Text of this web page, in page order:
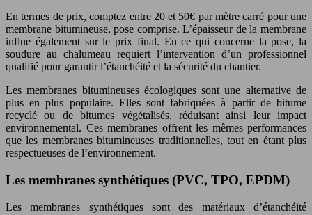
En termes de prix, comptez entre 20 et 50€ par mètre carré pour une
membrane bitumineuse, pose comprise. L’épaisseur de la membrane
influe également sur le prix final. En ce qui concerne la pose, la
soudure au chalumeau requiert l’intervention d’un professionnel
qualifié pour garantir l’étanchéité et la sécurité du chantier.
Les membranes bitumineuses écologiques sont une alternative de
plus en plus populaire. Elles sont fabriquées à partir de bitume
recyclé ou de bitumes végétalisés, réduisant ainsi leur impact
environnemental. Ces membranes offrent les mêmes performances
que les membranes bitumineuses traditionnelles, tout en étant plus
respectueuses de l’environnement.
Les membranes synthétiques (PVC, TPO, EPDM)
Les membranes synthétiques sont des matériaux d’étanchéité